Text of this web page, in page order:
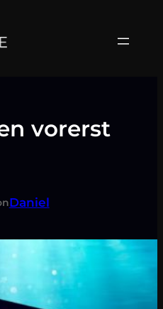
vorerst
Daniel